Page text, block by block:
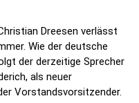
Dreesen verlässt
Wie der deutsche
der derzeitige Sprecher
als neuer
Vorstandsvorsitzender.